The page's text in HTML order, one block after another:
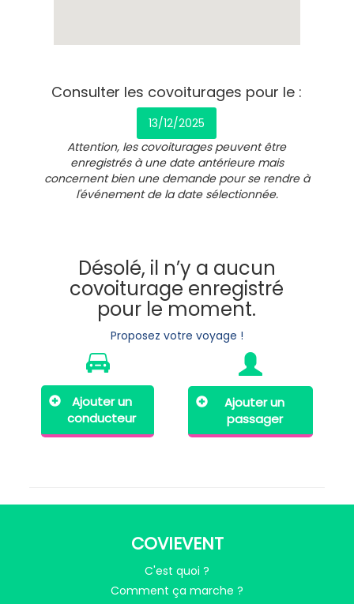
Consulter les covoiturages pour le :
13/12/2025
Attention, les covoiturages peuvent être
enregistrés à une date antérieure mais
concernent bien une demande pour se rendre à
l'événement de la date sélectionnée.
Désolé, il n’y a aucun
covoiturage enregistré
pour le moment.
Proposez votre voyage !
Ajouter un
conducteur
Ajouter un
passager
COVIEVENT
C'est quoi ?
Comment ça marche ?